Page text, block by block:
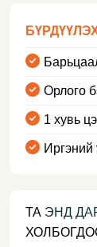
Орлого
1 хувь
Иргэний
ТА ЭНД